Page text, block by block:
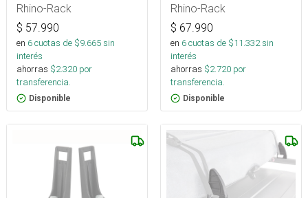
Rhino-Rack
$ 57.990
en 6cuotas de $9.665sin
interés
ahorras $2.320 por
transferencia.
Disponible
Rhino-Rack
$ 67.990
en 6cuotas de $11.332sin
interés
ahorras $2.720 por
transferencia.
Disponible